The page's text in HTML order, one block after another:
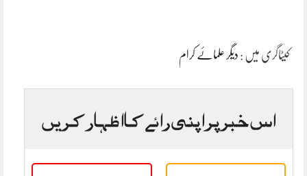
کیٹاگری میں : دیگر علمائے کرام
اس خبر پر اپنی رائے کا اظہار کریں